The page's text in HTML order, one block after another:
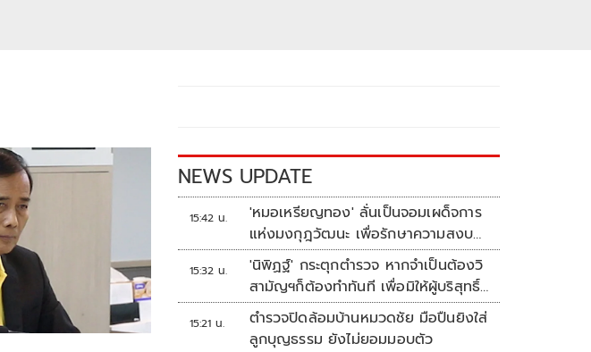
NEWS UPDATE
15:42 น.
'หมอเหรียญทอง' ลั่นเป็นจอมเผด็จการ
แห่งมงกุฎวัฒนะ เพื่อรักษาความสงบ
ปลอดภัยภายในรพ.
15:32 น.
'นิพิฏฐ์' กระตุกตำรวจ หากจำเป็นต้องวิ
สามัญฯก็ต้องทำทันที เพื่อมิให้ผู้บริสุทธิ์
เสียชีวิตเพิ่ม
15:21 น.
ตำรวจปิดล้อมบ้านหมวดชัย มือปืนยิงใส่
ลูกบุญธรรม ยังไม่ยอมมอบตัว